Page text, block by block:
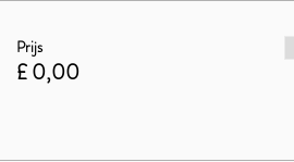
Prijs
£ 0,00